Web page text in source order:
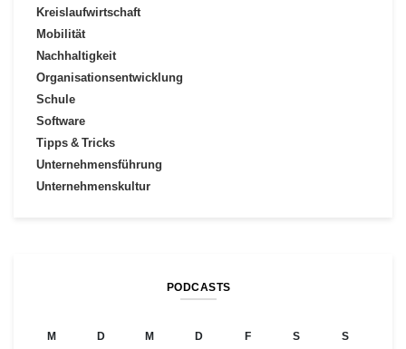
Kreislaufwirtschaft
Mobilität
Nachhaltigkeit
Organisationsentwicklung
Schule
Software
Tipps & Tricks
Unternehmensführung
Unternehmenskultur
PODCASTS
M D M D F S
S